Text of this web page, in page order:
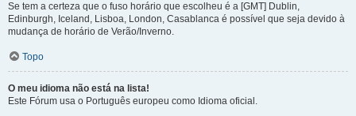
Se tem a certeza que o fuso horário que escolheu é a [GMT] Dublin,
Edinburgh, Iceland, Lisboa, London, Casablanca é possível que seja devido à
mudança de horário de Verão/Inverno.
Topo
O meu idioma não está na lista!
Este Fórum usa o Português europeu como Idioma oficial.